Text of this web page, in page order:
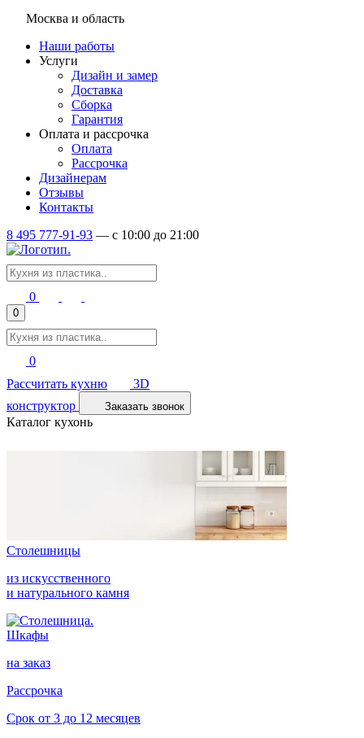
Москва и область
Наши работы
Услуги
Дизайн и замер
Доставка
Сборка
Гарантия
Оплата и рассрочка
Оплата
Рассрочка
Дизайнерам
Отзывы
Контакты
8 495 777-91-93 — c 10:00 до 21:00
0
0
0
Рассчитать кухню
3D
конструктор
Заказать звонок
Каталог кухонь
Столешницы
из искусственного
и натурального камня
Шкафы
на заказ
Рассрочка
Срок от 3 до 12 месяцев